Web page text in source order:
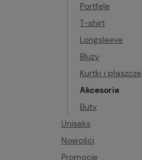
Portfele
T-shirt
Longsleeve
Bluzy
Kurtki i płaszcze
Akcesoria
Buty
Uniseks
Nowości
Promocje